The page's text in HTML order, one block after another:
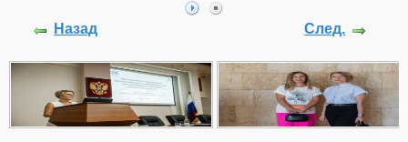
Назад След.